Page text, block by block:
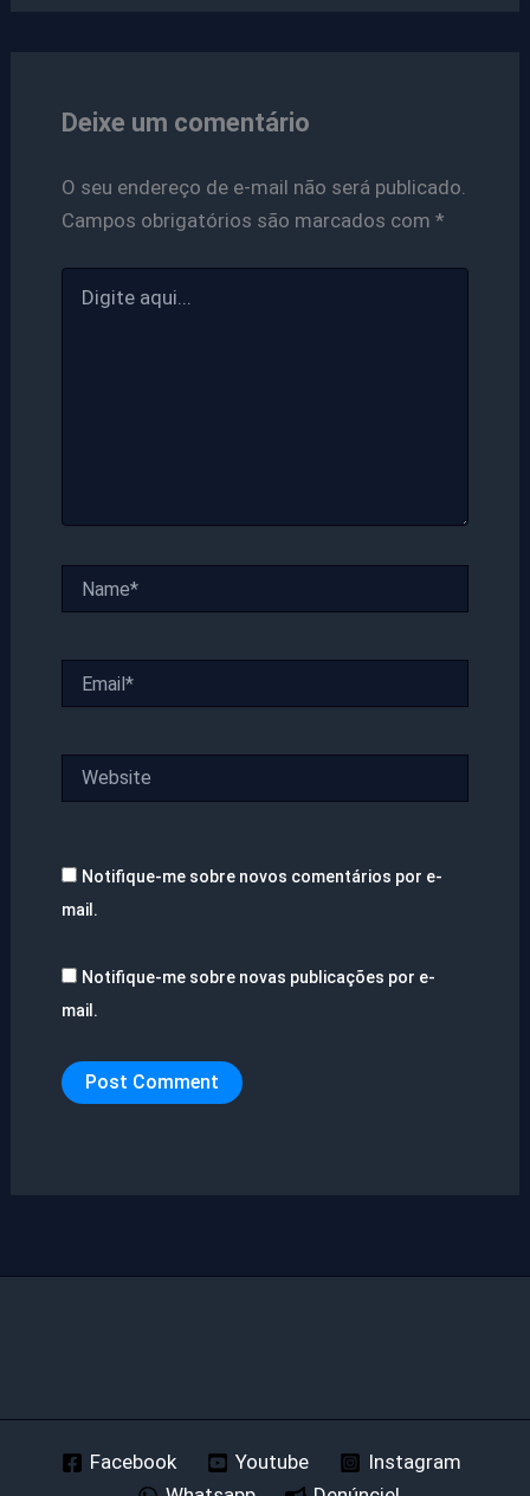
Deixe um comentário
O seu endereço de e-mail não será publicado.
Campos obrigatórios são marcados com *
aqui...
Notifique-me sobre novos comentários por e-
mail.
Notifique-me sobre novas publicações por e-
mail.
Facebook Youtube
Instagram